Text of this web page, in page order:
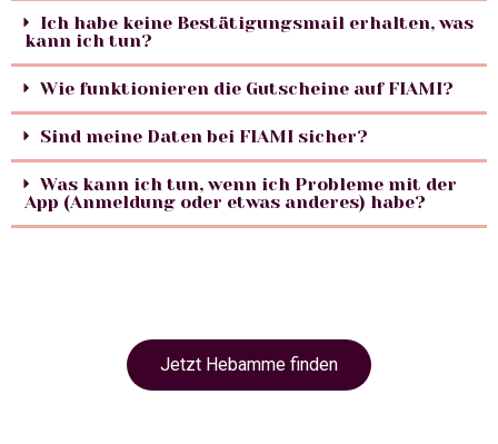
Ich habe keine Bestätigungsmail erhalten, was
kann ich tun?
Wie funktionieren die Gutscheine auf FIAMI?
Sind meine Daten bei FIAMI sicher?
Was kann ich tun, wenn ich Probleme mit der
App (Anmeldung oder etwas anderes) habe?
Jetzt Hebamme finden